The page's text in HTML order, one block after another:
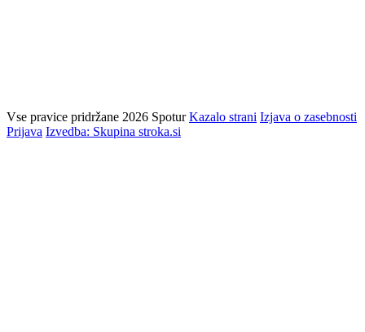
Vse pravice pridržane 2026 Spotur Kazalo strani Izjava o zasebnosti
Prijava Izvedba: Skupina stroka.si